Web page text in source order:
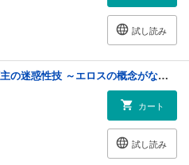
試し読み
【単話版】転生領主の迷惑性技 ～エロスの概念がない世界で現代の知識を使ってみたら～（フルカラー） 第13話 新しい命
カート
試し読み